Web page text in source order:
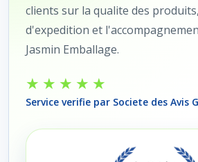
clients sur la qualite des
d'expedition et
Jasmin Emballage.
★★★★★
Service verifie par Societe des Avis